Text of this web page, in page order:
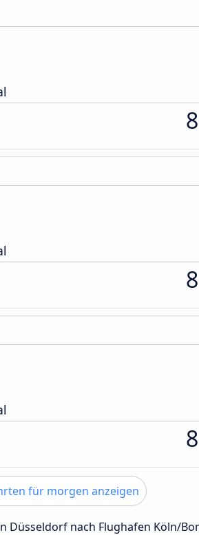
für morgen anzeigen
Düsseldorf nach Flughafen Köln/